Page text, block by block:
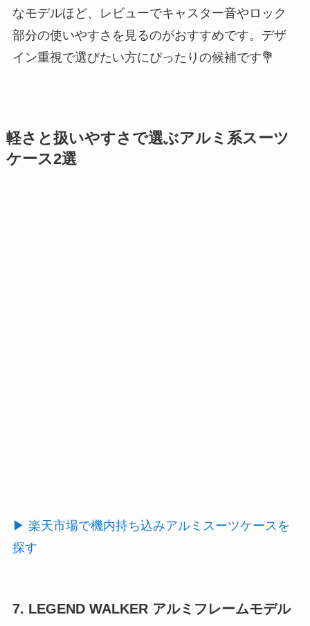
なモデルほど、レビューでキャスター音やロック
部分の使いやすさを見るのがおすすめです。デザ
イン重視で選びたい方にぴったりの候補です💐
軽さと扱いやすさで選ぶアルミ系スーツ
ケース2選
▶ 楽天市場で機内持ち込みアルミスーツケースを
探す
7. LEGEND WALKER アルミフレームモデル